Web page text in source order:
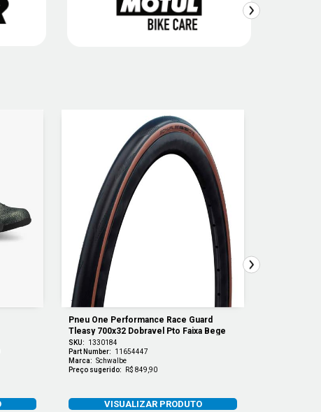
Pneu One Performance Race Guard
Tleasy 700x32 Dobravel Pto Faixa Bege
SKU:
1330184
Part Number:
11654447
Marca: Schwalbe
Preço sugerido:
R$ 849,90